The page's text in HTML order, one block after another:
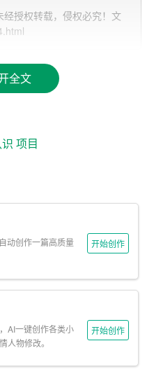
论学习的差异。在课堂
这些知识往往具有普遍
求我们在工作中具备较强
的工作环境。同时，实际
更加明确的规划。通过这
我也认识到自己的不足之
努力提升自己的能力。
在一个团队中协作、进
对我的未来职业生涯产生
作中，我将继续努力，不
目标奋斗。
授权转载，侵权必究！文
全文
项目
动创作一篇高质量
开始创作
AI一键创作各类小
人物修改。
开始创作